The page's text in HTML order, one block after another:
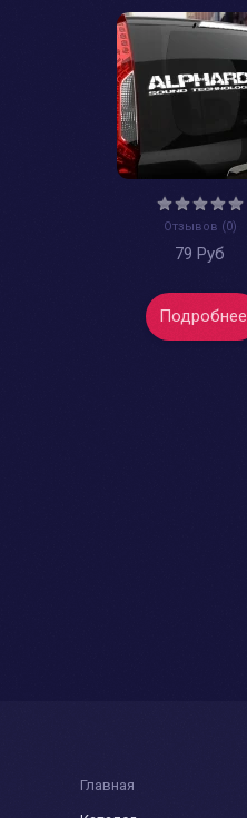
Отзывов (0)
79 Руб
Подробнее
Главная